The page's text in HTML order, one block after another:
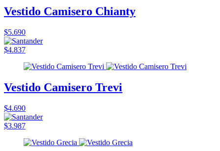
Vestido Camisero Chianty
$5.690
$4.837
Vestido Camisero Trevi
$4.690
$3.987